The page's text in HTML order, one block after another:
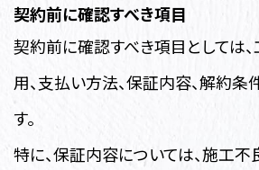
契約前に確認すべき項目
契約前に確認すべき項目としては、
用、支払い方法、保証内容、解約
す。
特に、保証内容については、施工